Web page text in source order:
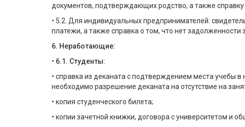
документов, подтверждающих родство, а также справку
• 5.2. Для индивидуальных предпринимателей:
платежи, а также справка о том, что нет задолженности
6. Неработающие:
• 6.1. Студенты:
• справка из деканата с подтверждением места учебы
необходимо разрешение деканата на отсутствие на
• копия студенческого билета;
• копии зачетной книжки, договора с университетом и